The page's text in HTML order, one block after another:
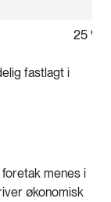
25 %
fastlagt i
menes i
økonomisk